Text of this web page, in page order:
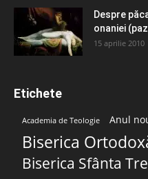
Despre
onaniei
15 aprilie 2010
Etichete
Academia de Teologie Anul
Biserica
Biserica Sfânta